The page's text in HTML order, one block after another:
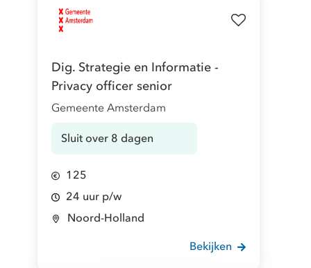
Dig. Strategie en Informatie -
Privacy officer senior
Gemeente Amsterdam
Sluit over 8 dagen
125
24 uur p/w
Noord-Holland
Bekijken